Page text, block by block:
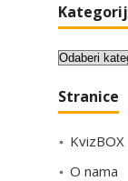
K
t
g
Stranice
KvizBOX
O nama